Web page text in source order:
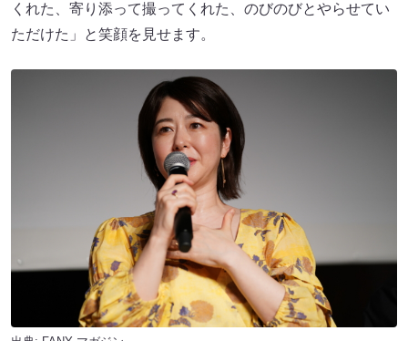
くれた、寄り添って撮ってくれた、のびのびとやらせてい
ただけた」と笑顔を見せます。